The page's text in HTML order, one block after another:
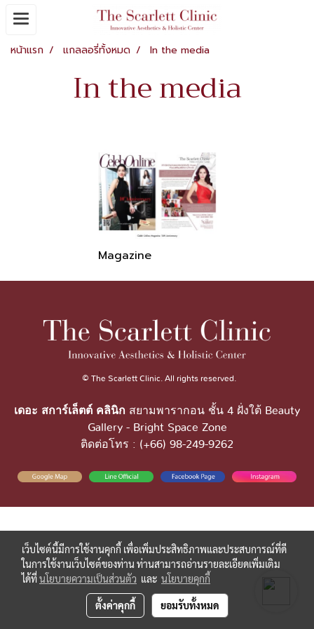
หน้าแรก แกลลอรี่ทั้งหมด In the media
In the media
Magazine
© The Scarlett Clinic. All rights reserved.
เดอะ สการ์เล็ตต์ คลินิก สยามพารากอน ชั้น 4 ฝั่งใต้ Beauty
Gallery - Bright Space Zone
ติดต่อโทร : (+66) 98-249-9262
เว็บไซต์นี้มีการใช้งานคุกกี้ เพื่อเพิ่มประสิทธิภาพและประสบการณ์ที่ดี
ในการใช้งานเว็บไซต์ของท่าน ท่านสามารถอ่านรายละเอียดเพิ่มเติม
ได้ที่นโยบายความเป็นส่วนตัว และ นโยบายคุกกี้
ตั้งค่าคุกกี้ ยอมรับทั้งหมด